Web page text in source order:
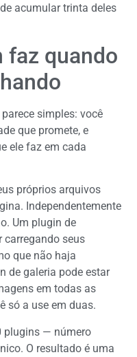
acumular trinta deles
faz quando
simples: você
que promete, e
ele faz em cada
próprios arquivos
Independentemente
Um plugin de
seus
que não haja
de galeria pode estar
em todas as
só a use em duas.
plugins — número
O resultado é uma